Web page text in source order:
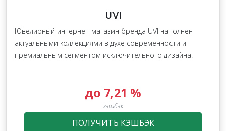
UVI
Ювелирный интернет-магазин бренда UVI наполнен
актуальными коллекциями в духе современности и
премиальным сегментом исключительного дизайна.
до 7,21 %
кэшбэк
ПОЛУЧИТЬ КЭШБЭК